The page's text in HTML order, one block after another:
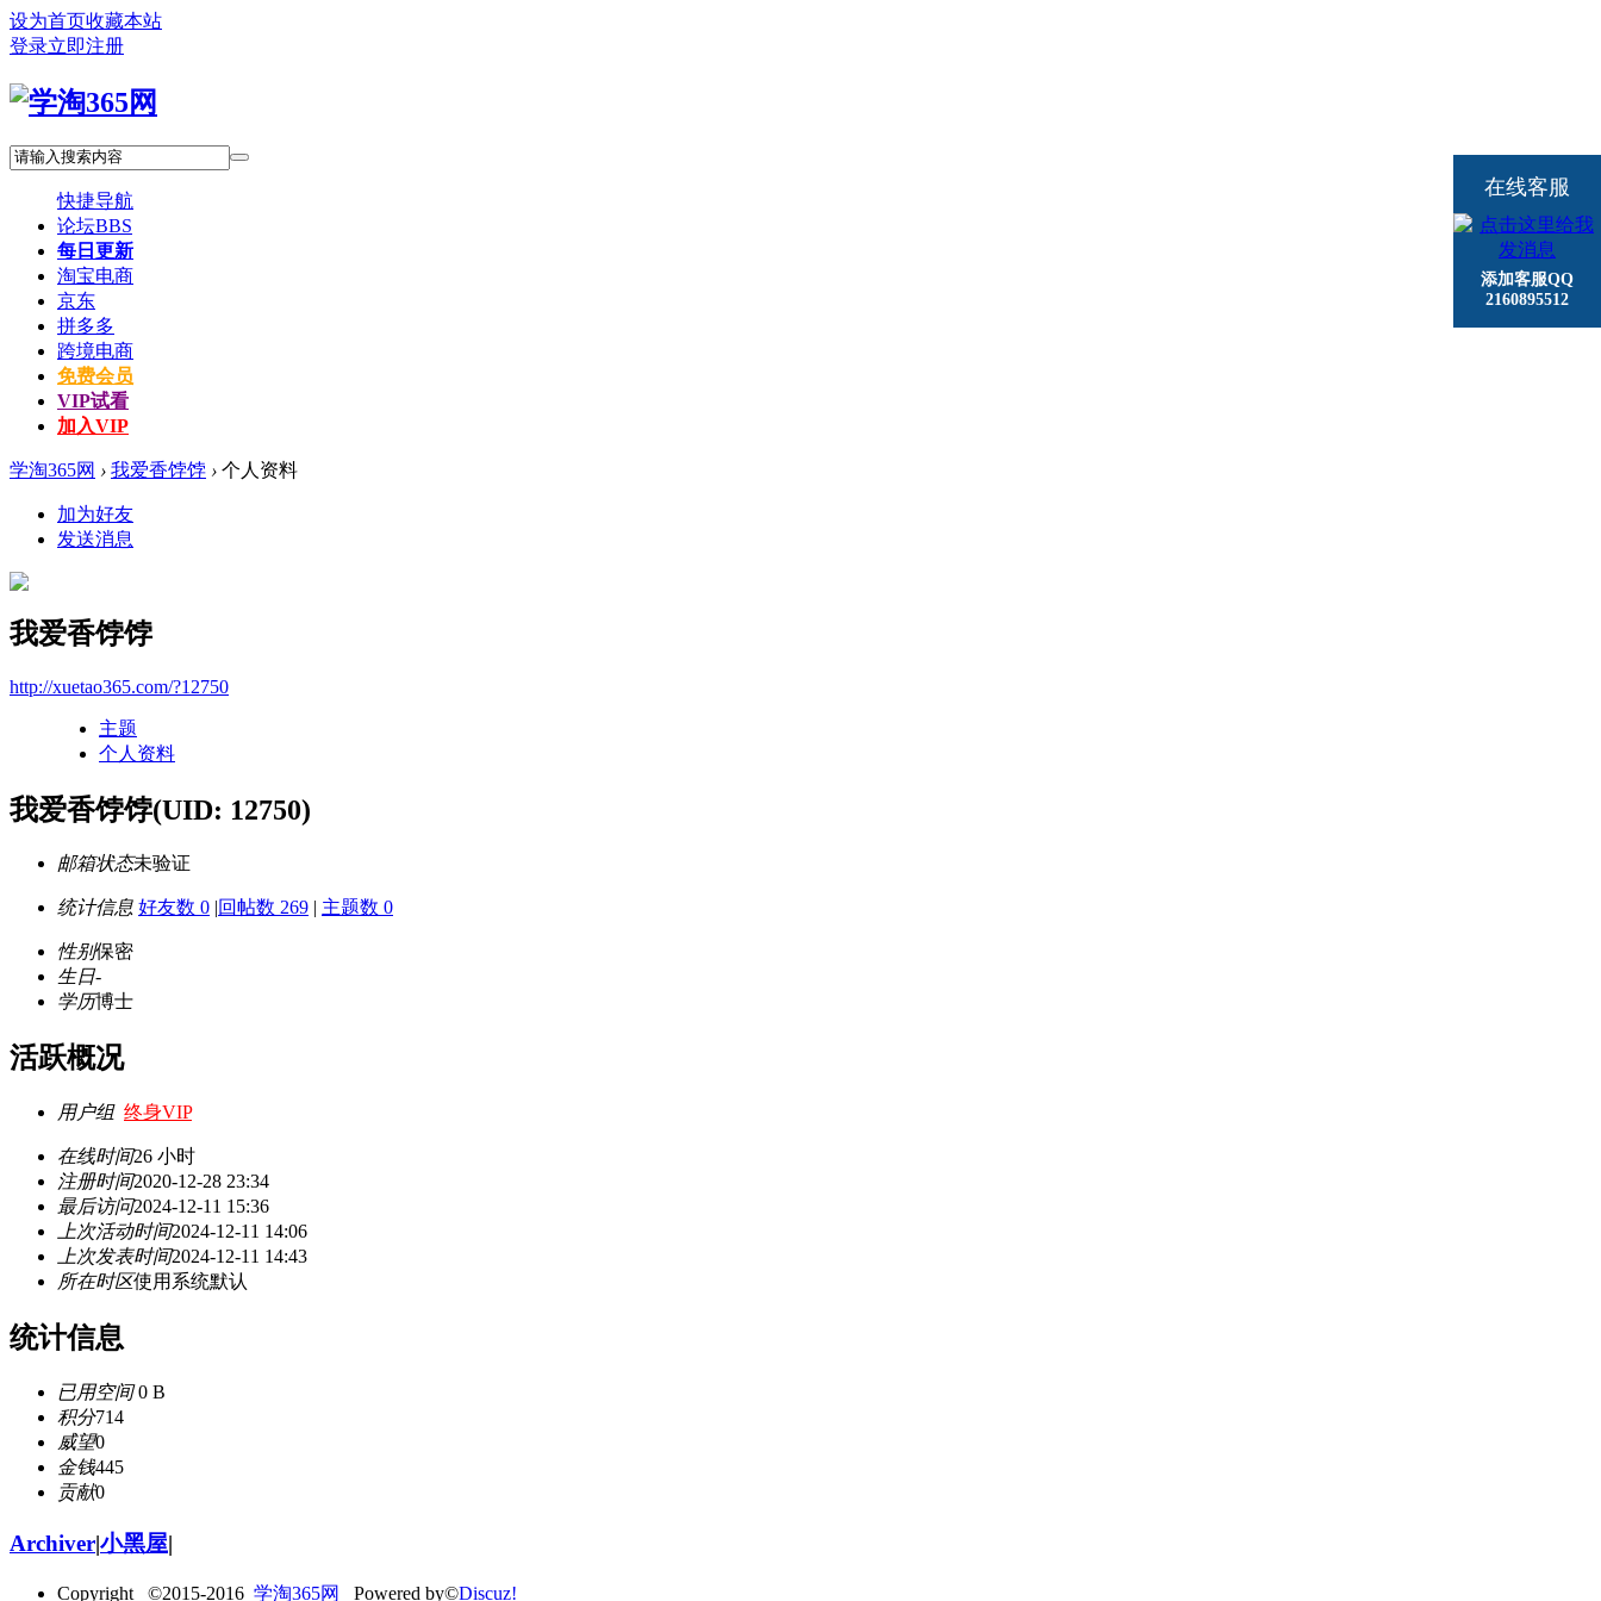
设为首页收藏本站
登录立即注册
快捷导航
论坛BBS
每日更新
淘宝电商
京东
拼多多
跨境电商
免费会员
VIP试看
加入VIP
学淘365网 › 我爱香饽饽 › 个人资料
加为好友
发送消息
我爱香饽饽
http://xuetao365.com/?12750
主题
个人资料
我爱香饽饽(UID: 12750)
邮箱状态未验证
统计信息 好友数 0 |回帖数 269 | 主题数 0
性别保密
生日-
学历博士
活跃概况
用户组 终身VIP
在线时间26 小时
注册时间2020-12-28 23:34
最后访问2024-12-11 15:36
上次活动时间2024-12-11 14:06
上次发表时间2024-12-11 14:43
所在时区使用系统默认
统计信息
已用空间0 B
积分714
威望0
金钱445
贡献0
在线客服
添加客服QQ
2160895512
Archiver|小黑屋|
Copyright ©2015-2016 学淘365网 Powered by©Discuz!